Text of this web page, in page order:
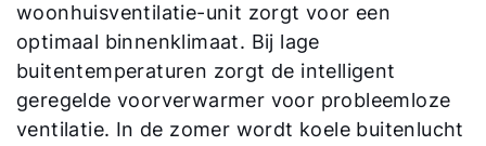
woonhuisventilatie-unit zorgt voor een
optimaal binnenklimaat. Bij lage
buitentemperaturen zorgt de intelligent
geregelde voorverwarmer voor probleemloze
ventilatie. In de zomer wordt koele buitenlucht